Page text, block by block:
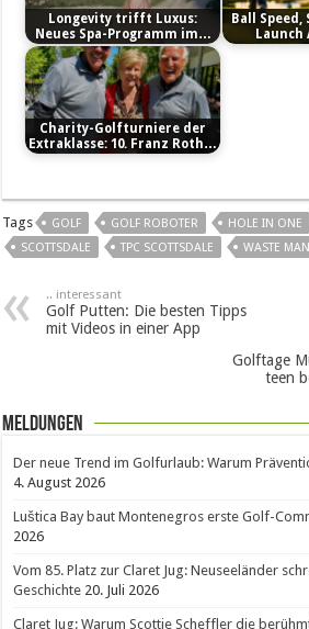
Longevity trifft Luxus:
Neues Spa-Programm im…
Ball Speed,
Launch
Charity-Golfturniere der
Extraklasse: 10. Franz Roth…
Tags GOLF GOLF ROBOTER HOLE IN ONE
SCOTTSDALE
TPC SCOTTSDALE WASTE
.. interessant
Golf Putten: Die besten Tipps
mit Videos in einer App
Golftage
teen
Meldungen
Der neue Trend im Golfurlaub: Warum
4. August 2026
Luštica Bay baut Montenegros erste Golf-
2026
Vom 85. Platz zur Claret Jug: Neuseeländer
Geschichte 20. Juli 2026
Claret Jug: Warum Scottie Scheffler die